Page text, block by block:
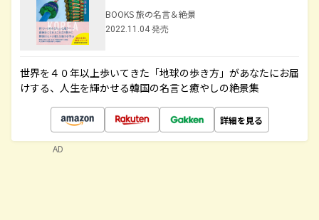
BOOKS 旅の名言＆絶景
2022.11.04 発売
世界を４０年以上歩いてきた「地球の歩き方」があなたにお届
けする、人生を輝かせる韓国の名言と癒やしの絶景集
詳細を見る
AD